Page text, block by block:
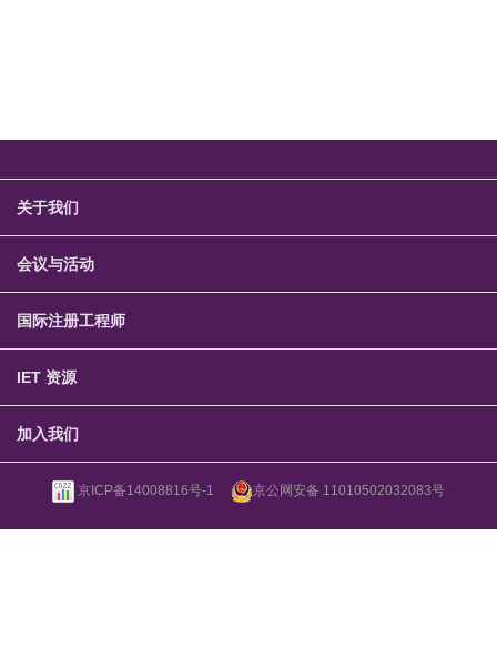
关于我们
会议与活动
国际注册工程师
IET 资源
加入我们
京ICP备14008816号-1 京公网安备 11010502032083号